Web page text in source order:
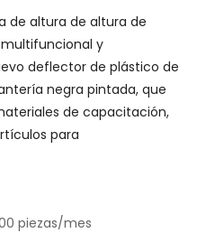
de altura de altura de
y
deflector de plástico de
negra pintada, que
de capacitación,
para
piezas/mes